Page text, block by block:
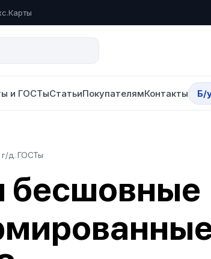
и ГОСТыСтатьиПокупателямКонтакты Б/
г/д. ГОСТы
бесшовные